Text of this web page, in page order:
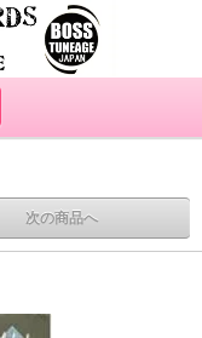
次の商品へ